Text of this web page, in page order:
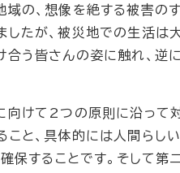
の、想像を絶する被害の
たが、被災地での生活は
合う皆さんの姿に触れ、逆
向けて2つの原則に沿って
と、具体的には人間らしい
確保することです。そし